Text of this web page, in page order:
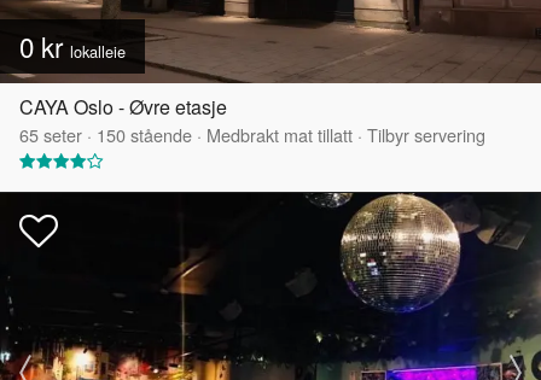
0 kr lokalleie
CAYA Oslo - Øvre etasje
65seter · 150stående · Medbrakt mat tillatt · Tilbyr servering